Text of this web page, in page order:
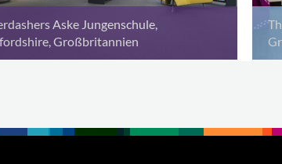
Aske Jungenschule,
Großbritannien